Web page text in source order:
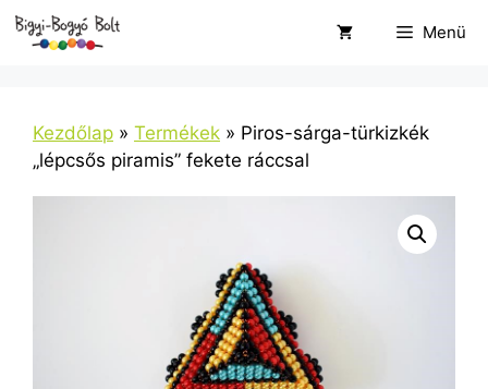
Kilépés
Menü
Kezdőlap » Termékek » Piros-sárga-türkizkék
„lépcsős piramis” fekete ráccsal